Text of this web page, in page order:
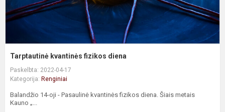
Tarptautinė kvantinės fizikos diena
Paskelbta: 2022-04-17
Kategorija: Renginiai
Balandžio 14-oji - Pasaulinė kvantinės fizikos diena. Šiais metais
Kauno „...